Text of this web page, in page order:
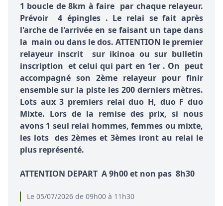
Le 05/07/2026 de 09h00 à 11h30
1 boucle de 8km à faire par chaque relayeur.
Prévoir 4 épingles . Le relai se fait après
l'arche de l'arrivée en se faisant un tape dans
la main ou dans le dos. ATTENTION le premier
relayeur inscrit sur ikinoa ou sur bulletin
inscription et celui qui part en 1er . On peut
accompagné son 2ème relayeur pour finir
ensemble sur la piste les 200 derniers mètres.
Lots aux 3 premiers relai duo H, duo F duo
Mixte. Lors de la remise des prix, si nous
avons 1 seul relai hommes, femmes ou mixte,
les lots des 2èmes et 3èmes iront au relai le
plus représenté.
ATTENTION DEPART A 9h00 et non pas 8h30